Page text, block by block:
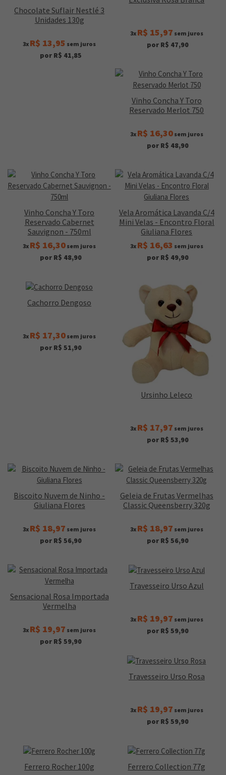
Chocolate Suflair Nestlé 3
Unidades 130g
3x R$ 13,95 sem juros
por R$ 41,85
3x R$ 15,97 sem juros
por R$ 47,90
Vinho Concha Y Toro
Reservado Merlot 750
3x R$ 16,30sem juros
por R$ 48,90
Vinho Concha Y Toro
Reservado Cabernet
Sauvignon - 750ml
3x R$ 16,30 sem juros
por R$ 48,90
Vela Aromática Lavanda C/4
Mini Velas - Encontro Floral
Giuliana Flores
3x R$ 16,63 sem juros
por R$ 49,90
Cachorro Dengoso
3x R$ 17,30 sem juros
por R$ 51,90
Ursinho Leleco
3x R$ 17,97 sem juros
por R$ 53,90
Biscoito Nuvem de Ninho -
Giuliana Flores
3x R$ 18,97 sem juros
por R$ 56,90
Geleia de Frutas Vermelhas
Classic Queensberry 320g
3x R$ 18,97 sem juros
por R$ 56,90
Sensacional Rosa Importada
Vermelha
3x R$ 19,97 sem juros
por R$ 59,90
Travesseiro Urso Azul
3x R$ 19,97 sem juros
por R$ 59,90
Travesseiro Urso Rosa
3x R$ 19,97 sem juros
por R$ 59,90
Ferrero Rocher 100g Ferrero Collection 77g